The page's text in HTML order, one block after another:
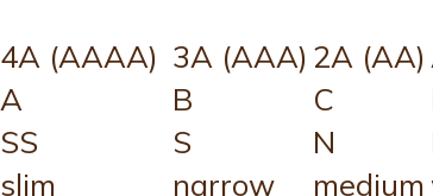
4A (AAAA) 3A (AAA) 2A (AA)
A B C
SS S N
slim narrow medium